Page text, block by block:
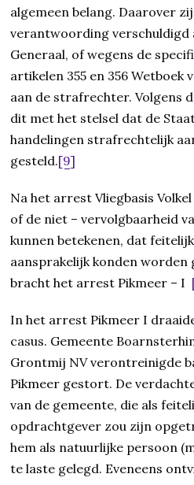
algemeen belang. Daarover
verantwoording verschuldigd
Generaal, of wegens de
artikelen 355 en 356 Wetboek
aan de strafrechter. Volgens
dit met het stelsel dat de
handelingen strafrechtelijk
gesteld.[9]
Na het arrest Vliegbasis
of de niet – vervolgbaarheid
kunnen betekenen, dat
aansprakelijk konden worden
bracht het arrest Pikmeer – I
In het arrest Pikmeer I
casus. Gemeente
Grontmij NV verontreinigde
Pikmeer gestort. De
van de gemeente, die als
opdrachtgever zou zijn
hem als natuurlijke persoon
te laste gelegd. Eveneens